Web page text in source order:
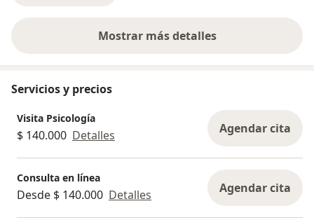
Mostrar más detalles
sobre la experiencia
Servicios y precios
Visita Psicología
$ 140.000 Detalles Agendar cita
Consulta en línea
Desde $ 140.000 Detalles Agendar cita